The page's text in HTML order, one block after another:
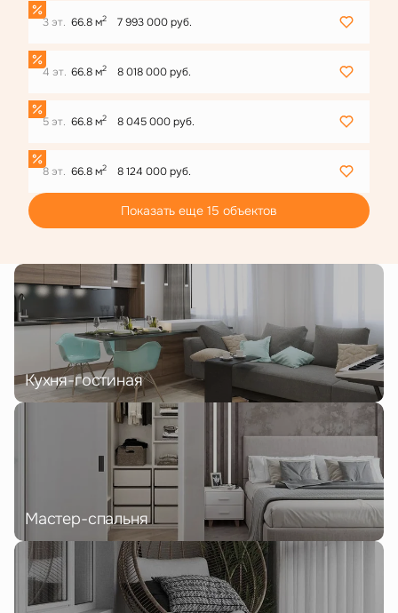
3 эт. 66.8 м2 7 993 000 руб.
4 эт. 66.8 м2 8 018 000 руб.
5 эт. 66.8 м2 8 045 000 руб.
8 эт. 66.8 м2 8 124 000 руб.
Показать еще 15 объектов
Кухня-гостиная
Мастер-спальня